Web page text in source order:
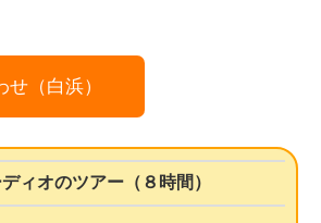
（白浜）
ィオのツアー（８時間）